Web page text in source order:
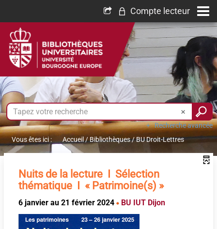
Compte lecteur
Recherche avancée
Vous êtes ici :
Accueil /Bibliothèques/BU Droit-Lettres
Nuits de la lecture I Sélection
thématique I « Patrimoine(s) »
6 janvier au 21 février 2024 BU IUT Dijon